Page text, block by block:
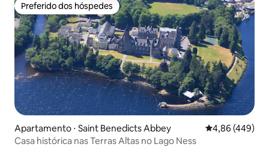
Preferido dos hóspedes
Preferido dos hóspedes
Apartamento ⋅ Saint Benedicts Abbey 4,86 de uma
4,86 (449)
Casa histórica nas Terras Altas no Lago Ness